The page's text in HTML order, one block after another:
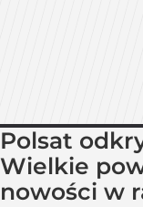
Polsat
Wielkie
nowości w